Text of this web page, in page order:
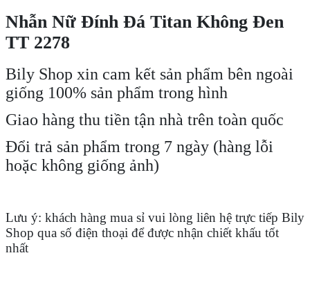
Nhẫn Nữ Đính Đá Titan Không Đen
TT 2278
Bily Shop xin cam kết sản phẩm bên ngoài
giống 100% sản phẩm trong hình
Giao hàng thu tiền tận nhà trên toàn quốc
Đổi trả sản phẩm trong 7 ngày (hàng lỗi
hoặc không giống ảnh)
Lưu ý: khách hàng mua sỉ vui lòng liên hệ trực tiếp Bily
Shop qua số điện thoại để được nhận chiết khấu tốt
nhất